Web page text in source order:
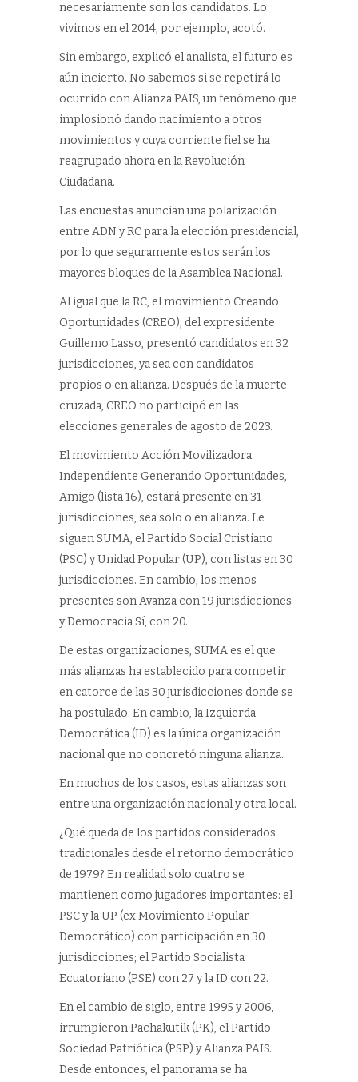
necesariamente son los candidatos. Lo
vivimos en el 2014, por ejemplo, acotó.
Sin embargo, explicó el analista, el futuro es
aún incierto. No sabemos si se repetirá lo
ocurrido con Alianza PAIS, un fenómeno que
implosionó dando nacimiento a otros
movimientos y cuya corriente fiel se ha
reagrupado ahora en la Revolución
Ciudadana.
Las encuestas anuncian una polarización
entre ADN y RC para la elección presidencial,
por lo que seguramente estos serán los
mayores bloques de la Asamblea Nacional.
Al igual que la RC, el movimiento Creando
Oportunidades (CREO), del expresidente
Guillemo Lasso, presentó candidatos en 32
jurisdicciones, ya sea con candidatos
propios o en alianza. Después de la muerte
cruzada, CREO no participó en las
elecciones generales de agosto de 2023.
El movimiento Acción Movilizadora
Independiente Generando Oportunidades,
Amigo (lista 16), estará presente en 31
jurisdicciones, sea solo o en alianza. Le
siguen SUMA, el Partido Social Cristiano
(PSC) y Unidad Popular (UP), con listas en 30
jurisdicciones. En cambio, los menos
presentes son Avanza con 19 jurisdicciones
y Democracia Sí, con 20.
De estas organizaciones, SUMA es el que
más alianzas ha establecido para competir
en catorce de las 30 jurisdicciones donde se
ha postulado. En cambio, la Izquierda
Democrática (ID) es la única organización
nacional que no concretó ninguna alianza.
En muchos de los casos, estas alianzas son
entre una organización nacional y otra local.
¿Qué queda de los partidos considerados
tradicionales desde el retorno democrático
de 1979? En realidad solo cuatro se
mantienen como jugadores importantes: el
PSC y la UP (ex Movimiento Popular
Democrático) con participación en 30
jurisdicciones; el Partido Socialista
Ecuatoriano (PSE) con 27 y la ID con 22.
En el cambio de siglo, entre 1995 y 2006,
irrumpieron Pachakutik (PK), el Partido
Sociedad Patriótica (PSP) y Alianza PAIS.
Desde entonces, el panorama se ha